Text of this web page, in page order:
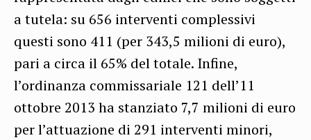
a tutela: su 656 interventi complessivi
questi sono 411 (per 343,5 milioni di euro),
pari a circa il 65% del totale. Infine,
l’ordinanza commissariale 121 dell’11
ottobre 2013 ha stanziato 7,7 milioni di euro
per l’attuazione di 291 interventi minori,